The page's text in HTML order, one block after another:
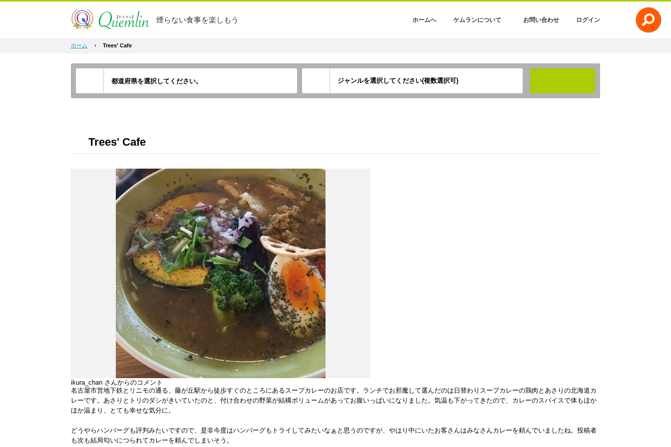
煙らない食事を楽しもう ホームへ ケムランについて お問い合わせ ログイン
ホーム › Trees' Cafe
ジャンルを選択してください(複数選択可)
Trees' Cafe
ikura_chan さんからのコメント
名古屋市営地下鉄とリニモの通る、藤が丘駅から徒歩すぐのところにあるスープカレーのお店です。ランチでお邪魔して選んだのは日替わりスープカレーの鶏肉とあさりの北海道カ
レーです。あさりとトリのダシがきいていたのと、付け合わせの野菜が結構ボリュームがあってお腹いっぱいになりました。気温も下がってきたので、カレーのスパイスで体もほか
ほか温まり、とても幸せな気分に。
どうやらハンバーグも評判みたいですので、是非今度はハンバーグもトライしてみたいなぁと思うのですが、やはり中にいたお客さんはみなさんカレーを頼んでいましたね。投稿者
も次も結局匂いにつられてカレーを頼んでしまいそう。